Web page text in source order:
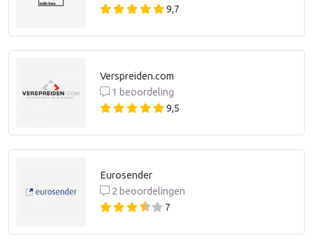
9,7
Verspreiden.com
1 beoordeling
9,5
Eurosender
2 beoordelingen
7